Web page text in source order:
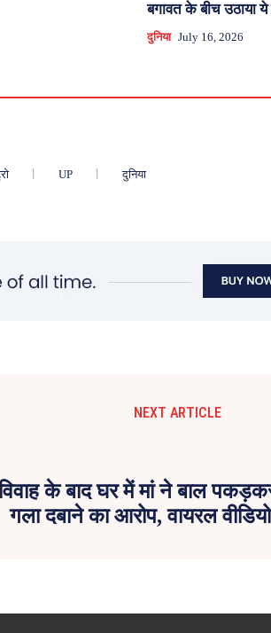
बगावत के बीच उठाया
दुनिया July 16, 2026
UP दुनिया
NEXT ARTICLE
के बाद घर में मां ने बाल
गला दबाने का आरोप, वायरल